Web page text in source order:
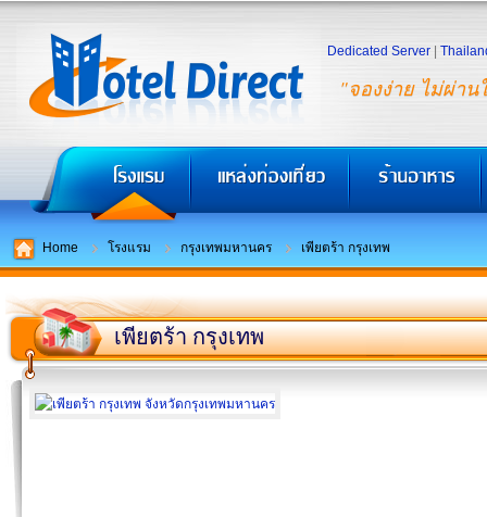
"จองง่าย ไม่ผ่าน
Dedicated Server
Home โรงแรม กรุงเทพมหานคร เพียตร้า กรุงเทพ
เพียตร้า กรุงเทพ